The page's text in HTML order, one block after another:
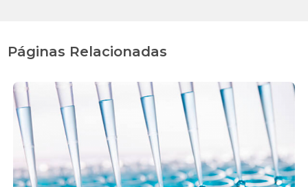
Páginas Relacionadas